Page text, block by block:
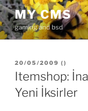
İçeriğe
geç MY CMS
gaming and bsd
YAYIM
TARIHI
20/05/2009 ( )
Itemshop:
Yeni İksirler